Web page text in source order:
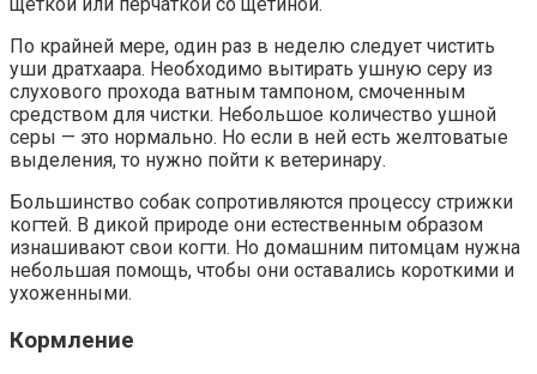
По крайней мере, один раз в неделю следует чистить
уши дратхаара. Необходимо вытирать ушную серу из
слухового прохода ватным тампоном, смоченным
средством для чистки. Небольшое количество ушной
серы — это нормально. Но если в ней есть желтоватые
выделения, то нужно пойти к ветеринару.
Большинство собак сопротивляются процессу стрижки
когтей. В дикой природе они естественным образом
изнашивают свои когти. Но домашним питомцам нужна
небольшая помощь, чтобы они оставались короткими и
ухоженными.
Кормление